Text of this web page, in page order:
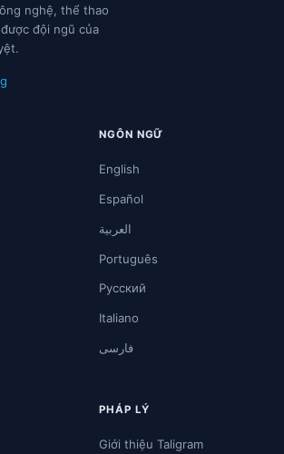
nghệ, thể thao
đội ngũ của
NGÔN NGỮ
English
Español
العربية
Português
Русский
Italiano
فارسی
PHÁP LÝ
Giới thiệu Taligram